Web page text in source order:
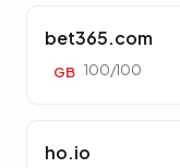
bet365.com
GB 100/100
ho.io